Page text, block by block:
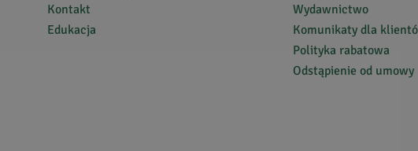
Świetna herbata, kupujemy już stale właśnie w Magicznym Ogrodzie.
Kontakt
Edukacja
Wydawnictwo
Komunikaty dla
Polityka rabatowa
Odstąpienie od umowy